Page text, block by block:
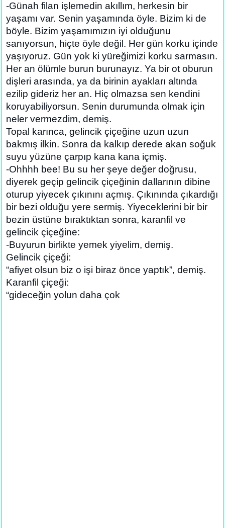
-Günah filan işlemedin akıllım, herkesin bir
yaşamı var. Senin yaşamında öyle. Bizim ki de
böyle. Bizim yaşamımızın iyi olduğunu
sanıyorsun, hiçte öyle değil. Her gün korku içinde
yaşıyoruz. Gün yok ki yüreğimizi korku sarmasın.
Her an ölümle burun burunayız. Ya bir ot oburun
dişleri arasında, ya da birinin ayakları altında
ezilip gideriz her an. Hiç olmazsa sen kendini
koruyabiliyorsun. Senin durumunda olmak için
neler vermezdim, demiş.
Topal karınca, gelincik çiçeğine uzun uzun
bakmış ilkin. Sonra da kalkıp derede akan soğuk
suyu yüzüne çarpıp kana kana içmiş.
-Ohhhh bee! Bu su her şeye değer doğrusu,
diyerek geçip gelincik çiçeğinin dallarının dibine
oturup yiyecek çıkınını açmış. Çıkınında çıkardığı
bir bezi olduğu yere sermiş. Yiyeceklerini bir bir
bezin üstüne bıraktıktan sonra, karanfil ve
gelincik çiçeğine:
-Buyurun birlikte yemek yiyelim, demiş.
Gelincik çiçeği:
“afiyet olsun biz o işi biraz önce yaptık”, demiş.
Karanfil çiçeği:
“gideceğin yolun daha çok